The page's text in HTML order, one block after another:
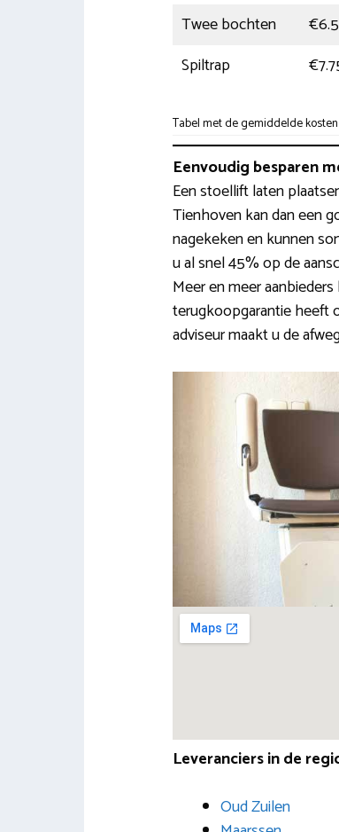
Twee bochten
Spiltrap
Tabel met de gemiddelde
Eenvoudig besparen
Een stoellift laten
Tienhoven kan dan een
nagekeken en kunnen
u al snel 45% op de
Meer en meer
terugkoopgarantie heeft
adviseur maakt u de
Leveranciers in de
Oud Zuilen